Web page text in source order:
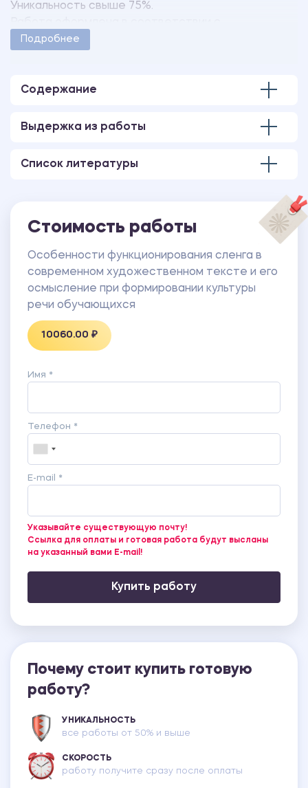
Уникальность свыше 75%.
методическими указаниями учебного заведения.
ПРИЛОЖЕНИЕ А Список проанализированных
Подробнее
Содержание
Выдержка из работы
Список литературы
Стоимость работы
Особенности функционирования сленга в
современном художественном тексте и его
осмысление при формировании культуры
речи обучающихся
10060.00 ₽
Имя *
Телефон *
E-mail *
Указывайте существующую почту!
Ссылка для оплаты и готовая работа будут высланы
на указанный вами E-mail!
Купить работу
Почему стоит купить готовую
работу?
УНИКАЛЬНОСТЬ
все работы от 50% и выше
СКОРОСТЬ
работу получите сразу после оплаты